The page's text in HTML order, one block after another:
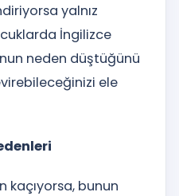
yalnız
İngilizce
neden düştüğünü
ele
kaçıyorsa, bunun